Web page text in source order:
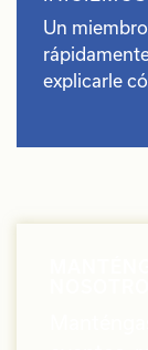
Un
explicarle